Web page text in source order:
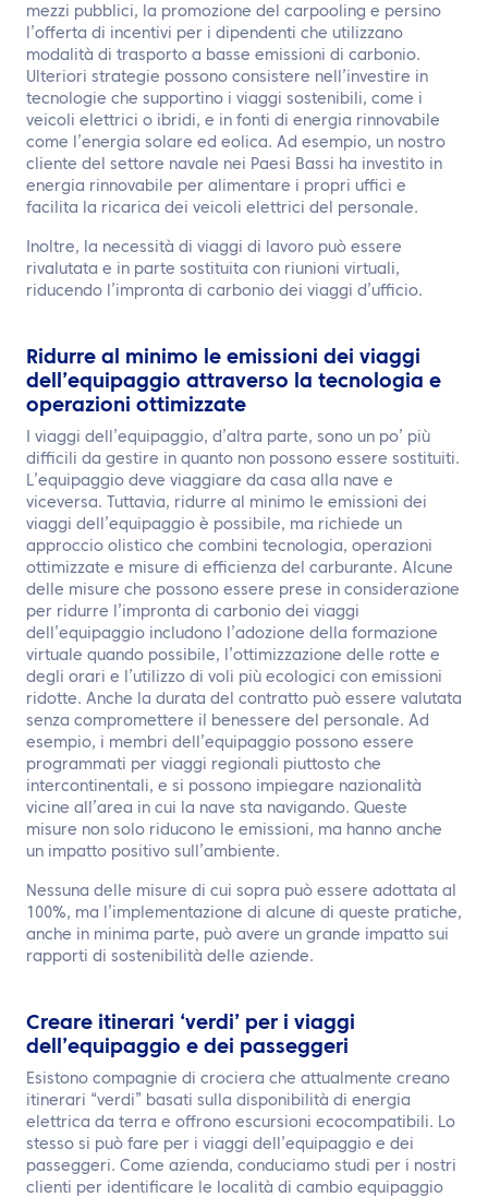
mezzi pubblici, la promozione del carpooling e persino
l’offerta di incentivi per i dipendenti che utilizzano
modalità di trasporto a basse emissioni di carbonio.
Ulteriori strategie possono consistere nell’investire in
tecnologie che supportino i viaggi sostenibili, come i
veicoli elettrici o ibridi, e in fonti di energia rinnovabile
come l’energia solare ed eolica. Ad esempio, un nostro
cliente del settore navale nei Paesi Bassi ha investito in
energia rinnovabile per alimentare i propri uffici e
facilita la ricarica dei veicoli elettrici del personale.
Inoltre, la necessità di viaggi di lavoro può essere
rivalutata e in parte sostituita con riunioni virtuali,
riducendo l’impronta di carbonio dei viaggi d’ufficio.
Ridurre al minimo le emissioni dei viaggi
dell’equipaggio attraverso la tecnologia e
operazioni ottimizzate
I viaggi dell’equipaggio, d’altra parte, sono un po’ più
difficili da gestire in quanto non possono essere sostituiti.
L’equipaggio deve viaggiare da casa alla nave e
viceversa. Tuttavia, ridurre al minimo le emissioni dei
viaggi dell’equipaggio è possibile, ma richiede un
approccio olistico che combini tecnologia, operazioni
ottimizzate e misure di efficienza del carburante. Alcune
delle misure che possono essere prese in considerazione
per ridurre l’impronta di carbonio dei viaggi
dell’equipaggio includono l’adozione della formazione
virtuale quando possibile, l’ottimizzazione delle rotte e
degli orari e l’utilizzo di voli più ecologici con emissioni
ridotte. Anche la durata del contratto può essere valutata
senza compromettere il benessere del personale. Ad
esempio, i membri dell’equipaggio possono essere
programmati per viaggi regionali piuttosto che
intercontinentali, e si possono impiegare nazionalità
vicine all’area in cui la nave sta navigando. Queste
misure non solo riducono le emissioni, ma hanno anche
un impatto positivo sull’ambiente.
Nessuna delle misure di cui sopra può essere adottata al
100%, ma l’implementazione di alcune di queste pratiche,
anche in minima parte, può avere un grande impatto sui
rapporti di sostenibilità delle aziende.
Creare itinerari ‘verdi’ per i viaggi
dell’equipaggio e dei passeggeri
Esistono compagnie di crociera che attualmente creano
itinerari “verdi” basati sulla disponibilità di energia
elettrica da terra e offrono escursioni ecocompatibili. Lo
stesso si può fare per i viaggi dell’equipaggio e dei
passeggeri. Come azienda, conduciamo studi per i nostri
clienti per identificare le località di cambio equipaggio